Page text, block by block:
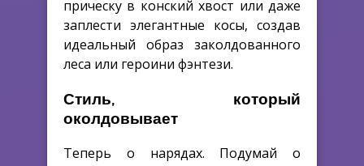
прическу в конский хвост или даже
заплести элегантные косы, создав
идеальный образ заколдованного
леса или героини фэнтези.
Стиль, который
околдовывает
Теперь о нарядах. Подумай о